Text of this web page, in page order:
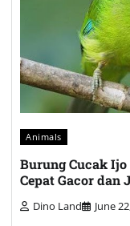
Animals
Burung Cucak
Cepat Gacor dan
Dino Land June